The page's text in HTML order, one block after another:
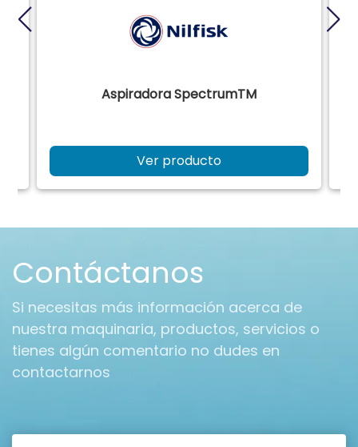
Aspiradora SpectrumTM
Ver producto
Contáctanos
Si necesitas más información acerca de
nuestra maquinaria, productos, servicios o
tienes algún comentario no dudes en
contactarnos